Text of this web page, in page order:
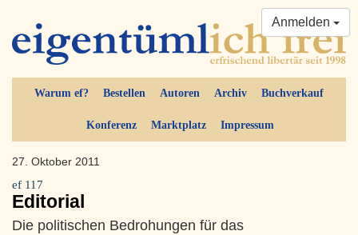
Warum ef? Bestellen Autoren Archiv Buchverkauf
Konferenz Marktplatz Impressum
Anmelden
27. Oktober 2011
ef 117
Editorial
Die politischen Bedrohungen für das